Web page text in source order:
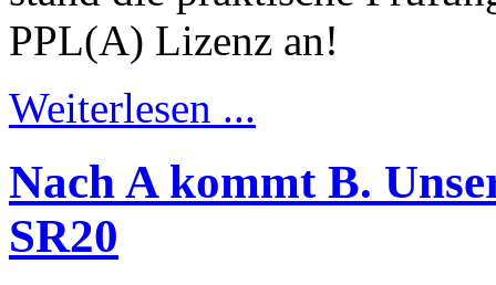
Weiterlesen ...
Nach A kommt B.
SR20